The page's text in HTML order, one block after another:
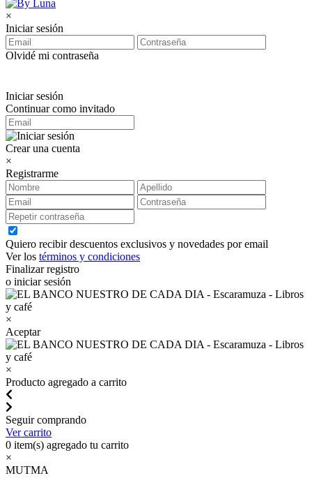
×
Iniciar sesión
Olvidé mi contraseña
Iniciar sesión
Continuar como invitado
Crear una cuenta
×
Registrarme
Quiero recibir descuentos exclusivos y novedades por email
Ver los términos y condiciones
Finalizar registro
o iniciar sesión
×
Aceptar
×
Producto agregado a carrito
Seguir comprando
Ver carrito
0 item(s) agregado tu carrito
×
MUTMA